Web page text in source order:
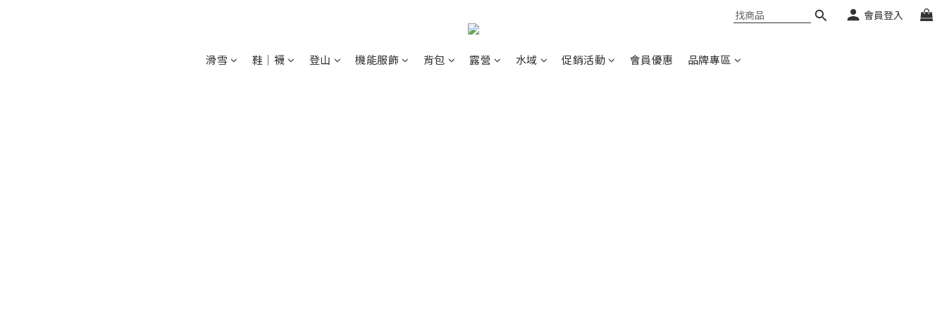
會員登入
滑雪 鞋│襪 登山 機能服飾 背包 露營 水域 促銷活動 會員優惠 品牌專區